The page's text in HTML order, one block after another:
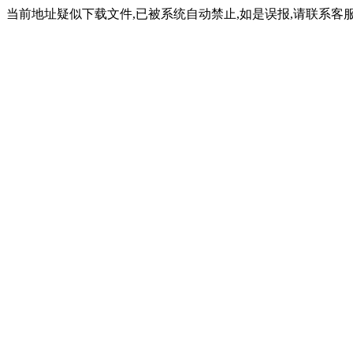
当前地址疑似下载文件,已被系统自动禁止,如是误报,请联系客